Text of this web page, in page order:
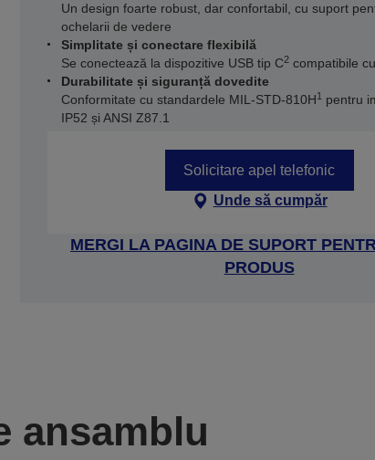
Un design foarte robust, dar confortabil, cu suport
ochelarii de vedere
Simplitate și conectare flexibilă
Se conectează la dispozitive USB tip C2 compatibile
Durabilitate și siguranță dovedite
Conformitate cu standardele MIL-STD-810H1 pentru
IP52 și ANSI Z87.1
Solicitare apel telefonic
Unde să cumpăr
MERGI LA PAGINA DE SUPORT
PRODUS
ansamblu